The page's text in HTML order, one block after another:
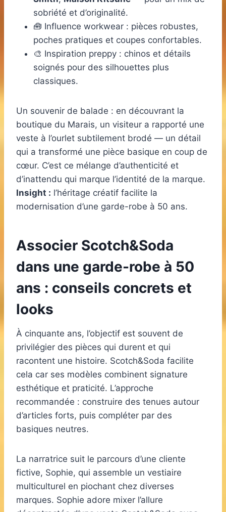
sobriété et d’originalité.
🧰 Influence workwear : pièces robustes,
poches pratiques et coupes confortables.
🎨 Inspiration preppy : chinos et détails
soignés pour des silhouettes plus
classiques.
Un souvenir de balade : en découvrant la
boutique du Marais, un visiteur a rapporté une
veste à l’ourlet subtilement brodé — un détail
qui a transformé une pièce basique en coup de
cœur. C’est ce mélange d’authenticité et
d’inattendu qui marque l’identité de la marque.
Insight : l’héritage créatif facilite la
modernisation d’une garde-robe à 50 ans.
Associer Scotch&Soda
dans une garde-robe à 50
ans : conseils concrets et
looks
À cinquante ans, l’objectif est souvent de
privilégier des pièces qui durent et qui
racontent une histoire. Scotch&Soda facilite
cela car ses modèles combinent signature
esthétique et praticité. L’approche
recommandée : construire des tenues autour
d’articles forts, puis compléter par des
basiques neutres.
La narratrice suit le parcours d’une cliente
fictive, Sophie, qui assemble un vestiaire
multiculturel en piochant chez diverses
marques. Sophie adore mixer l’allure